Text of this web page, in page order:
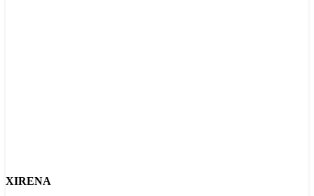
XIRENA